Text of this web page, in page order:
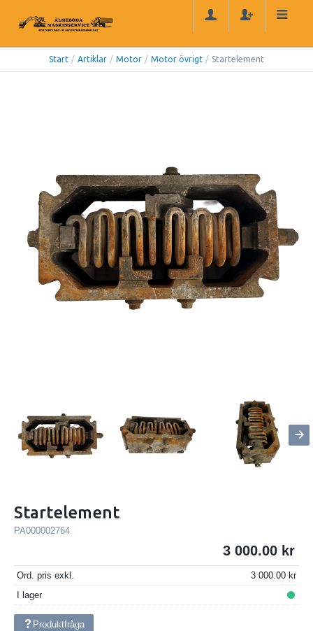
Start / Artiklar / Motor / Motor övrigt / Startelement
Startelement
PA000002764
3 000.00
Ord. pris exkl.
3 000.00
I lager
Produktfråga